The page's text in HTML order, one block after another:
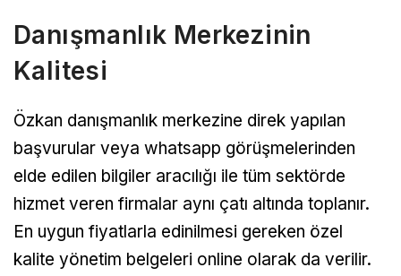
Danışmanlık Merkezinin
Kalitesi
Özkan danışmanlık merkezine direk yapılan
başvurular veya whatsapp görüşmelerinden
elde edilen bilgiler aracılığı ile tüm sektörde
hizmet veren firmalar aynı çatı altında toplanır.
En uygun fiyatlarla edinilmesi gereken özel
kalite yönetim belgeleri online olarak da verilir.